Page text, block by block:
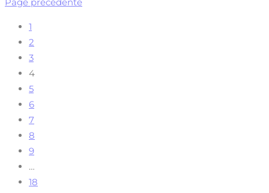
Page précédente
1
2
3
4
5
6
7
8
9
…
18